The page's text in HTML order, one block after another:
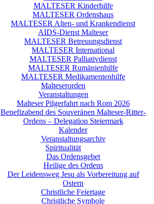
MALTESER Kinderhilfe
MALTESER Ordenshaus
MALTESER Alten- und Krankendienst
AIDS-Dienst Malteser
MALTESER Betreuungsdienst
MALTESER International
MALTESER Palliativdienst
MALTESER Rumänienhilfe
MALTESER Medikamentenhilfe
Malteserorden
Veranstaltungen
Malteser Pilgerfahrt nach Rom 2026
Benefizabend des Souveränen Malteser-Ritter-
Ordens – Delegation Steiermark
Kalender
Veranstaltungsarchiv
Spiritualität
Das Ordensgebet
Heilige des Ordens
Der Leidensweg Jesu als Vorbereitung auf
Ostern
Christliche Feiertage
Christliche Symbole